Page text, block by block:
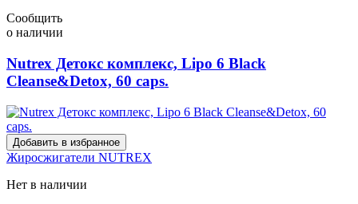
Сообщить
о наличии
Nutrex Детокс комплекс, Lipo 6 Black
Cleanse&Detox, 60 caps.
Добавить в избранное
Жиросжигатели NUTREX
Нет в наличии